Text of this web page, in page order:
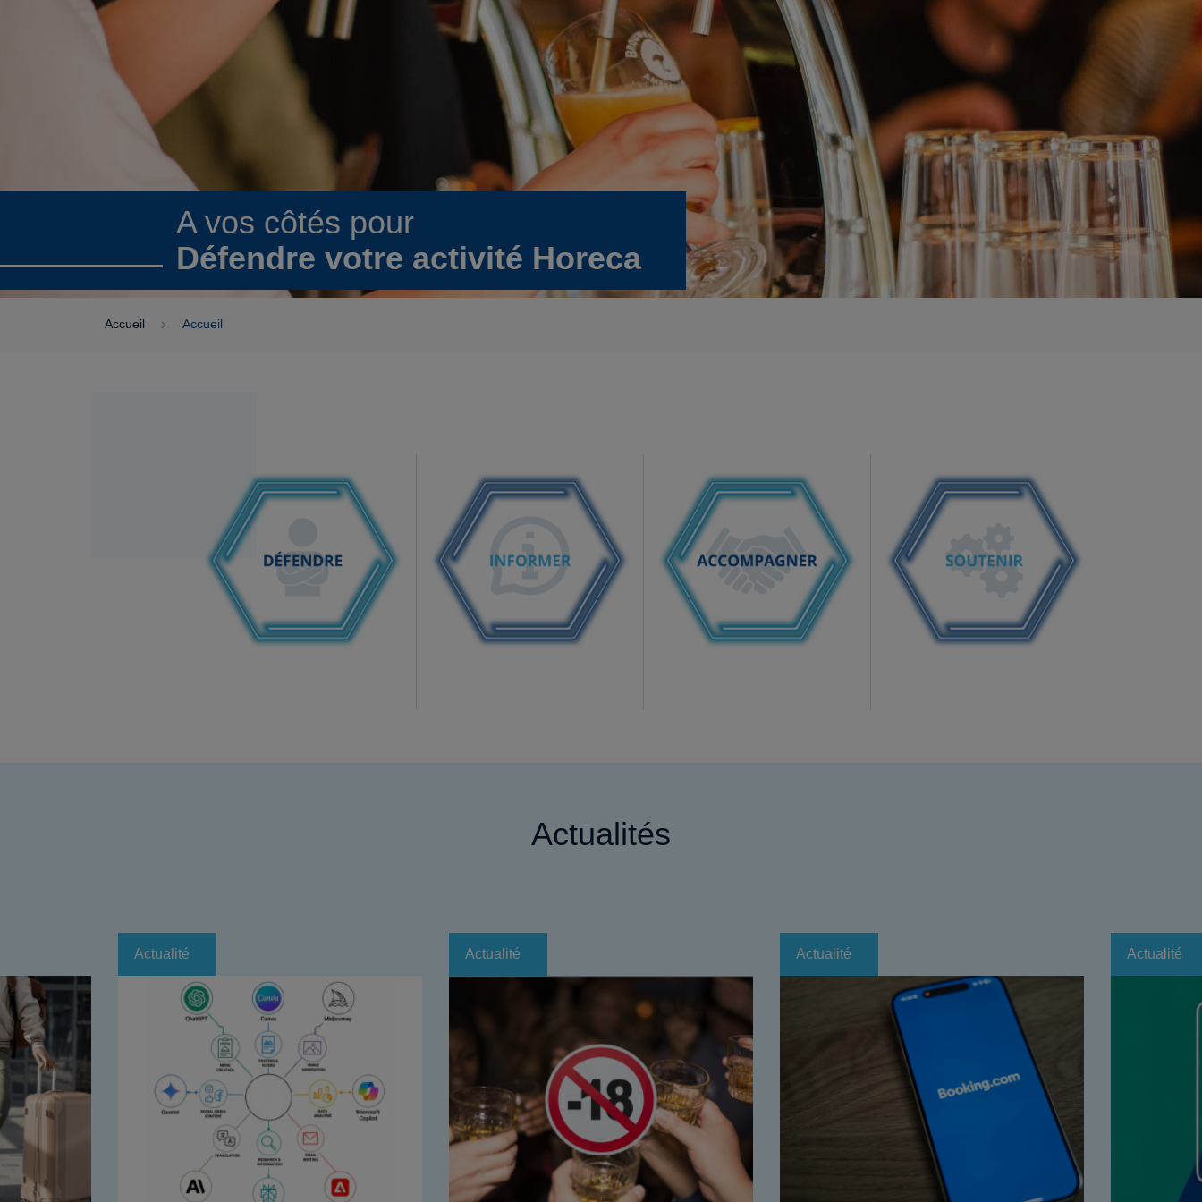
Accueil Accueil
A vos côtés pour
Défendre votre activité Horeca
Actualités
Actualité Actualité Actualité Actualité